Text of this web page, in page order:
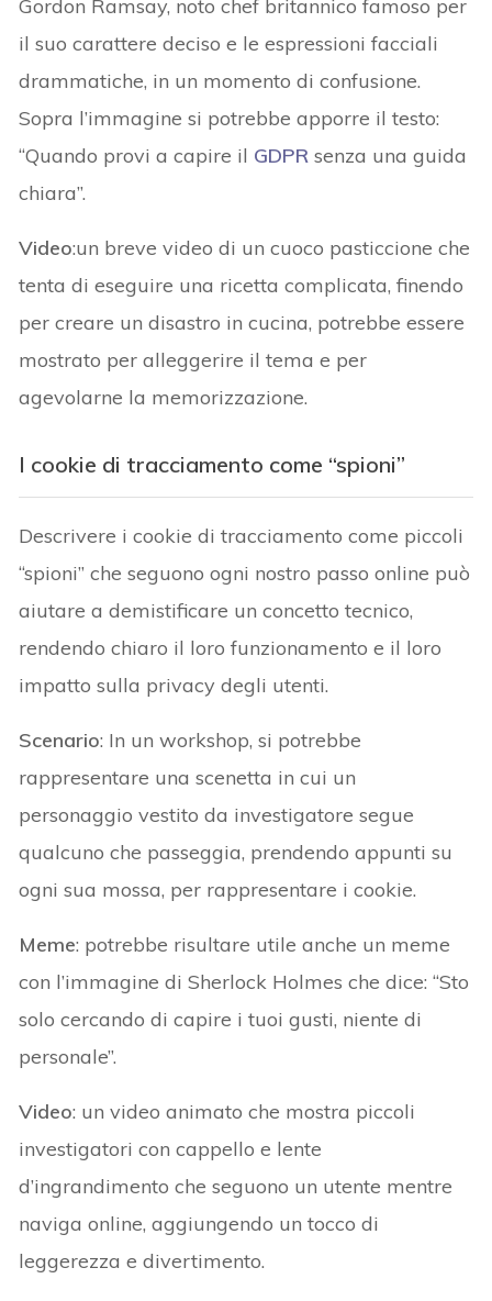
Gordon Ramsay, noto chef britannico famoso per
il suo carattere deciso e le espressioni facciali
drammatiche, in un momento di confusione.
Sopra l’immagine si potrebbe apporre il testo:
“Quando provi a capire il GDPR senza una guida
chiara”.
Video:un breve video di un cuoco pasticcione che
tenta di eseguire una ricetta complicata, finendo
per creare un disastro in cucina, potrebbe essere
mostrato per alleggerire il tema e per
agevolarne la memorizzazione.
I cookie di tracciamento come “spioni”
Descrivere i cookie di tracciamento come piccoli
“spioni” che seguono ogni nostro passo online può
aiutare a demistificare un concetto tecnico,
rendendo chiaro il loro funzionamento e il loro
impatto sulla privacy degli utenti.
Scenario: In un workshop, si potrebbe
rappresentare una scenetta in cui un
personaggio vestito da investigatore segue
qualcuno che passeggia, prendendo appunti su
ogni sua mossa, per rappresentare i cookie.
Meme: potrebbe risultare utile anche un meme
con l’immagine di Sherlock Holmes che dice: “Sto
solo cercando di capire i tuoi gusti, niente di
personale”.
Video: un video animato che mostra piccoli
investigatori con cappello e lente
d’ingrandimento che seguono un utente mentre
naviga online, aggiungendo un tocco di
leggerezza e divertimento.